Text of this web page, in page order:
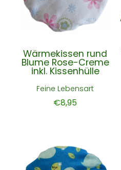
Wärmekissen rund
Blume Rose-Creme
inkl. Kissenhülle
Feine Lebensart
€8,95